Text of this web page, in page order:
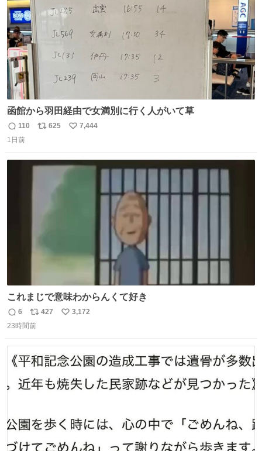
函館から羽田経由で女満別に行く人がいて草
返
信
110
リ
ト
625
い
数
7,444
1日前
これまじで意味わからんくて好き
返
信
6
リ
ポ
ト
数
427
い
数
3,172
23時間前